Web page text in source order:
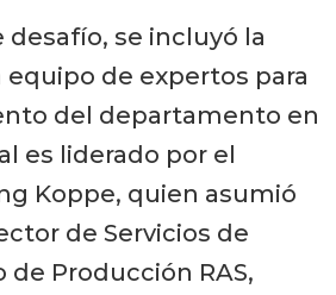
se incluyó la
de expertos para
del departamento en
es liderado por el
Koppe, quien asumió
de Servicios de
Producción RAS,